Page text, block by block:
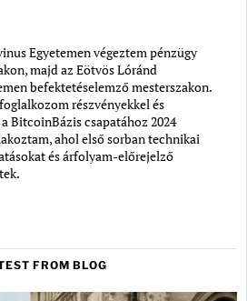
Egyetemen végeztem pénzügy
majd az Eötvös Lóránd
befektetéselemző mesterszakon.
részvényekkel és
BitcoinBázis csapatához 2024
ahol első sorban technikai
és árfolyam-előrejelző
FROM BLOG